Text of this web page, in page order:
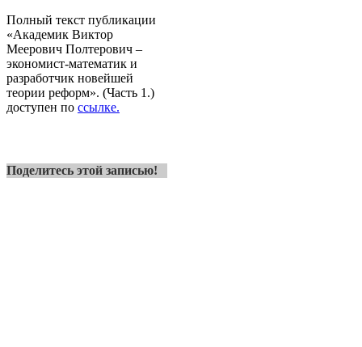
Полный текст публикации
«Академик Виктор
Меерович Полтерович –
экономист-математик и
разработчик новейшей
теории реформ». (Часть 1.)
доступен по ссылке.
Поделитесь этой записью!